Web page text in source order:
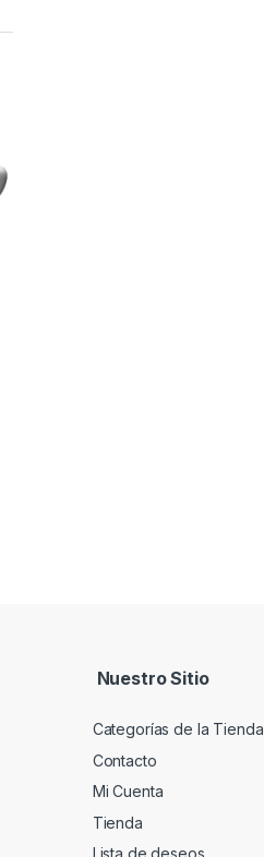
Nuestro Sitio
Categorías de la Tienda
Contacto
Mi Cuenta
Tienda